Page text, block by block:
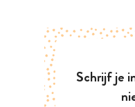
Schrijf je